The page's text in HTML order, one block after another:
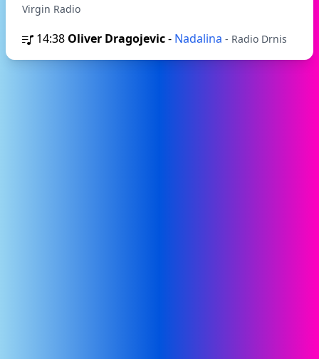
Virgin Radio
14:38 Oliver Dragojevic- Nadalina - Radio Drnis